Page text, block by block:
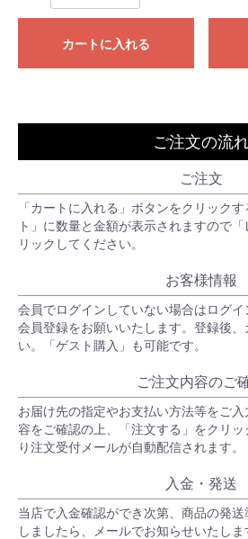
カートに入れる
ご注文の流
ご注文
「カートに入れる」ボタンをクリック
ト」に数量と金額が表示されますので
リックしてください。
お客様情報
会員でログインしていない場合はログイ
会員登録をお願いいたします。登録後、
い。「ゲスト購入」も可能です。
ご注文内容のご
お届け先の指定やお支払い方法等をご
容をご確認の上、「注文する」をクリ
り注文受付メールが自動配信されます。
入金・発送
当店で入金確認ができ次第、商品の発
しましたら、メールでお知らせいたしま